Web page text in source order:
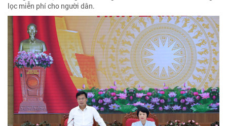
lọc miễn phí cho người dân.